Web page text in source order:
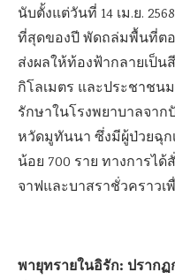
นับตั้งแต่วันที่ 14 เม.ย.
ที่สุดของปี พัดถล่มพื้นที่ต
ส่งผลให้ท้องฟ้ากลายเป็น
กิโลเมตร และประชาชน
รักษาในโรงพยาบาลจาก
หวัดมูทันนา ซึ่งมีผู้ป่วยฉุก
น้อย 700 ราย ทางการไ
จาฟและบาสราชั่วคราว
พายุทรายในอิรัก: ปราก